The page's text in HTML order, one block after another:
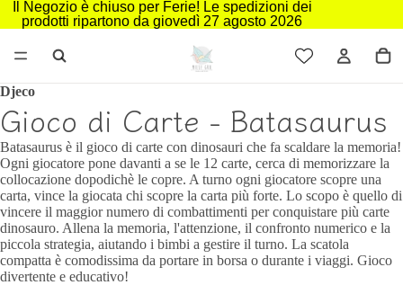
Il Negozio è chiuso per Ferie! Le spedizioni dei
prodotti ripartono da giovedì 27 agosto 2026
Djeco
Gioco di Carte - Batasaurus
Batasaurus è il gioco di carte con dinosauri che fa scaldare la memoria!
Ogni giocatore pone davanti a se le 12 carte, cerca di memorizzare la
collocazione dopodichè le copre. A turno ogni giocatore scopre una
carta, vince la giocata chi scopre la carta più forte. Lo scopo è quello di
vincere il maggior numero di combattimenti per conquistare più carte
dinosauro. Allena la memoria, l'attenzione, il confronto numerico e la
piccola strategia, aiutando i bimbi a gestire il turno. La scatola
compatta è comodissima da portare in borsa o durante i viaggi. Gioco
divertente e educativo!